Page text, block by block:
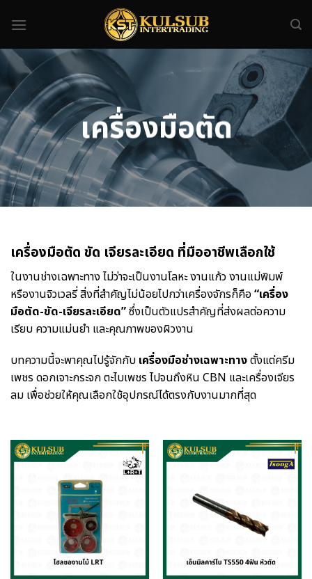
เครื่องมือตัด
เครื่องมือตัด ขัด เจียรละเอียด ที่มืออาชีพเลือกใช้
ในงานช่างเฉพาะทาง ไม่ว่าจะเป็นงานโลหะ งานแก้ว งานแม่พิมพ์
หรืองานจิวเวลรี่ สิ่งที่สำคัญไม่น้อยไปกว่าเครื่องจักรก็คือ “เครื่อง
มือตัด-ขัด-เจียรละเอียด”ซึ่งเป็นตัวแปรสำคัญที่ส่งผลต่อความ
เรียบ ความแม่นยำ และคุณภาพของผิวงาน
บทความนี้จะพาคุณไปรู้จักกับ เครื่องมือช่างเฉพาะทางตั้งแต่ครีม
เพชร ดอกเจาะกระจก ตะไบเพชร ไปจนถึงหิน CBN และเครื่องเจียร
ลม เพื่อช่วยให้คุณเลือกใช้อุปกรณ์ได้ตรงกับงานมากที่สุด